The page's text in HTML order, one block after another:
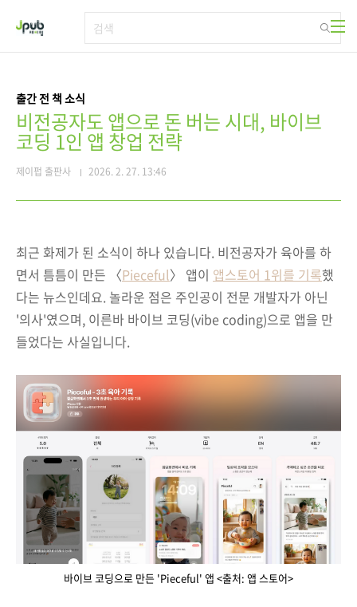
출간 전 책 소식
비전공자도 앱으로 돈 버는 시대, 바이브
코딩 1인 앱 창업 전략
제이펍 출판사 2026. 2. 27. 13:46
최근 화제가 된 소식이 하나 있습니다. 비전공자가 육아를 하
면서 틈틈이 만든 〈Pieceful〉 앱이 앱스토어 1위를 기록했
다는 뉴스인데요. 놀라운 점은 주인공이 전문 개발자가 아닌
'의사'였으며, 이른바 바이브 코딩(vibe coding)으로 앱을 만
들었다는 사실입니다.
바이브 코딩으로 만든 'Pieceful' 앱 <출처: 앱 스토어>